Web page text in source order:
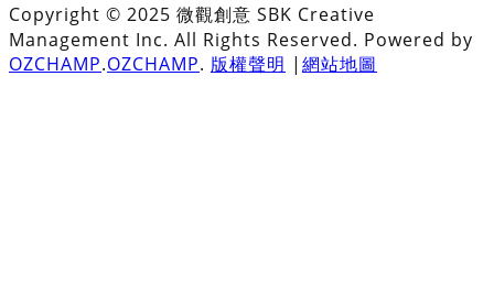
Copyright © 2025 微觀創意 SBK Creative
Management Inc. All Rights Reserved. Powered by
OZCHAMP.OZCHAMP. 版權聲明 | 網站地圖